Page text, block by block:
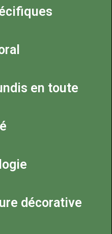
en toute
décorative